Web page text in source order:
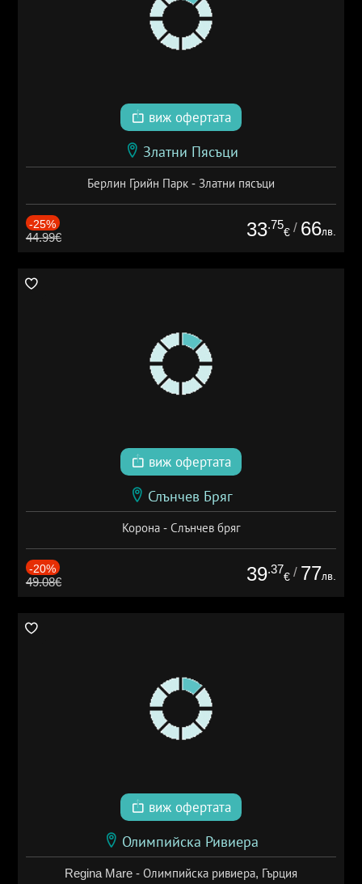
виж офертата
Златни Пясъци
Берлин Грийн Парк - Златни пясъци
-25%
44.99€ 33.75
€ / 66лв.
виж офертата
Слънчев Бряг
Корона - Слънчев бряг
-20%
49.08€ 39.37
€ / 77лв.
виж офертата
Олимпийска Ривиера
Regina Mare - Олимпийска ривиера, Гърция